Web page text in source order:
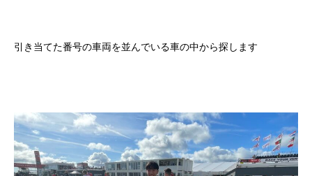
引き当てた番号の車両を並んでいる車の中から探します